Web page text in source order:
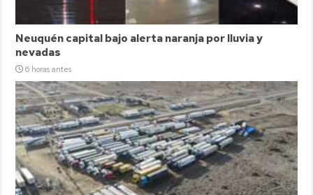
Neuquén capital bajo alerta naranja por lluvia y
nevadas
6 horas antes